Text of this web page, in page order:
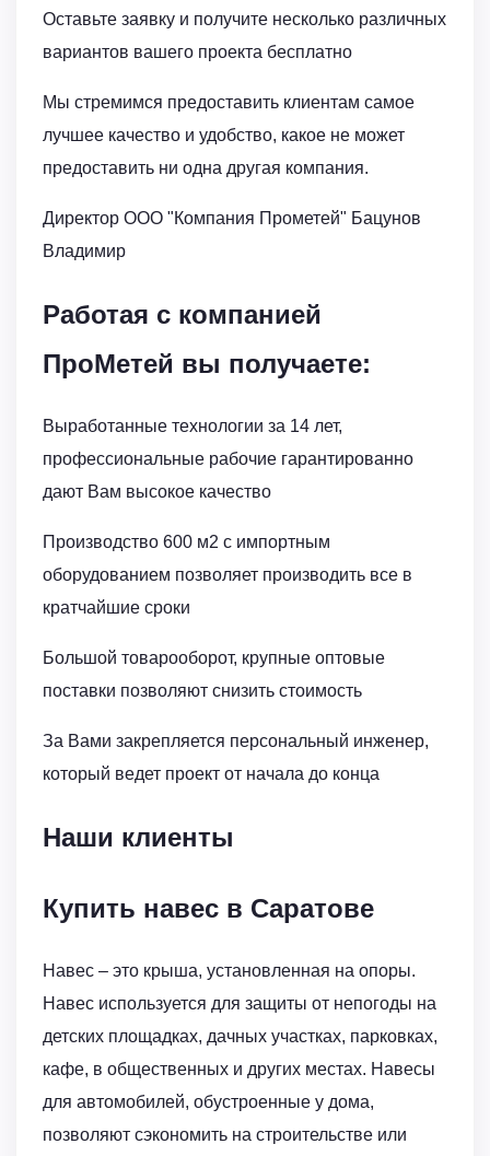
Оставьте заявку и получите несколько различных
вариантов вашего проекта бесплатно
Мы стремимся предоставить клиентам самое
лучшее качество и удобство, какое не может
предоставить ни одна другая компания.
Директор ООО "Компания Прометей" Бацунов
Владимир
Работая с компанией
ПроМетей вы получаете:
Выработанные технологии за 14 лет,
профессиональные рабочие гарантированно
дают Вам высокое качество
Производство 600 м2 с импортным
оборудованием позволяет производить все в
кратчайшие сроки
Большой товарооборот, крупные оптовые
поставки позволяют снизить стоимость
За Вами закрепляется персональный инженер,
который ведет проект от начала до конца
Наши клиенты
Купить навес в Саратове
Навес – это крыша, установленная на опоры.
Навес используется для защиты от непогоды на
детских площадках, дачных участках, парковках,
кафе, в общественных и других местах. Навесы
для автомобилей, обустроенные у дома,
позволяют сэкономить на строительстве или